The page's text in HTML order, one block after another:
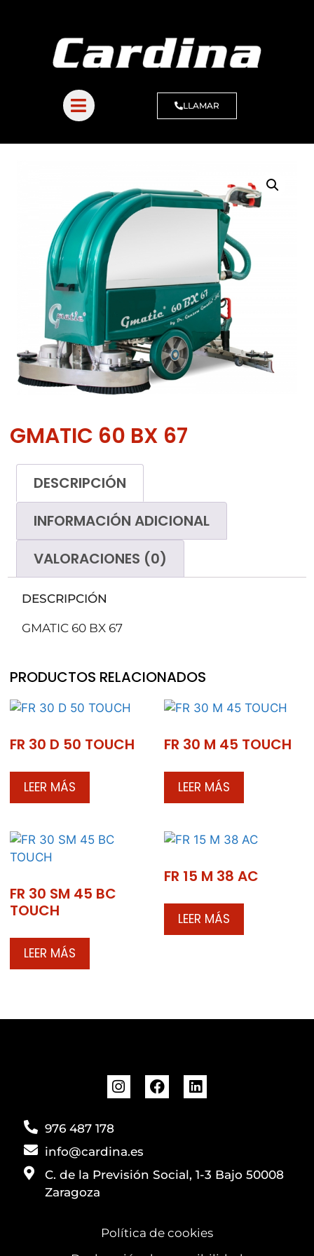
LLAMAR
GMATIC 60 BX 67
DESCRIPCIÓN
INFORMACIÓN ADICIONAL
VALORACIONES (0)
DESCRIPCIÓN
GMATIC 60 BX 67
PRODUCTOS RELACIONADOS
FR 30 D 50 TOUCH
LEER MÁS
FR 30 M 45 TOUCH
LEER MÁS
FR 30 SM 45 BC
TOUCH
LEER MÁS
FR 15 M 38 AC
LEER MÁS
976 487 178
info@cardina.es
C. de la Previsión Social, 1-3 Bajo 50008
Zaragoza
Política de cookies